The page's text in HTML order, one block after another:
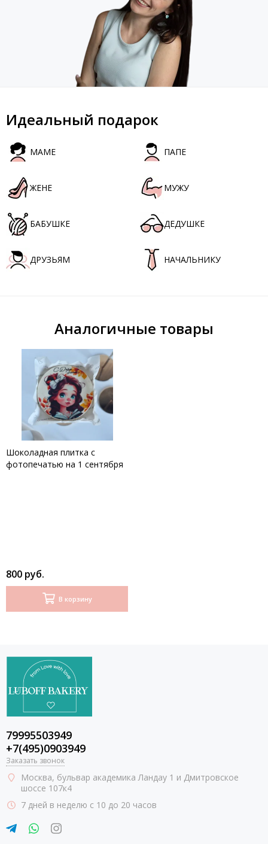
Идеальный подарок
МАМЕ ПАПЕ
ЖЕНЕ МУЖУ
БАБУШКЕ ДЕДУШКЕ
ДРУЗЬЯМ НАЧАЛЬНИКУ
Аналогичные товары
Шоколадная плитка с
фотопечатью на 1 сентября
800 руб.
В корзину
79995503949
+7(495)0903949
Заказать звонок
Москва, бульвар академика Ландау 1 и Дмитровское
шоссе 107к4
7 дней в неделю с 10 до 20 часов